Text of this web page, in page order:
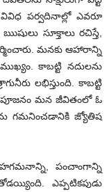
పర్వదినాల్లో ఎవరూ
సూక్తాలు రచిస్తే,
మనకు ఆహారాన్ని
కాబట్టి నదులను
లభిస్తుంది. కాబట్టి
మన జీవితంలో ఓ
గమనించడానికి జ్యోతిష
పంచాంగాన్ని
ఎప్పటికపుడు